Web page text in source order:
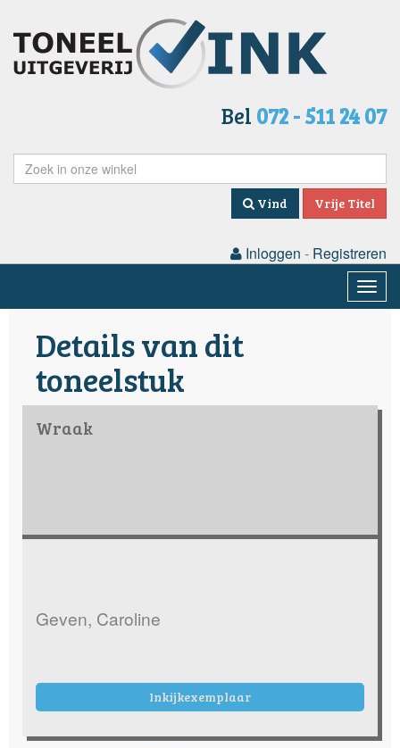
Bel 072 - 511 24 07
Vind Vrije Titel
Inloggen - Registreren
Details van dit
toneelstuk
Wraak
Geven, Caroline
Inkijkexemplaar